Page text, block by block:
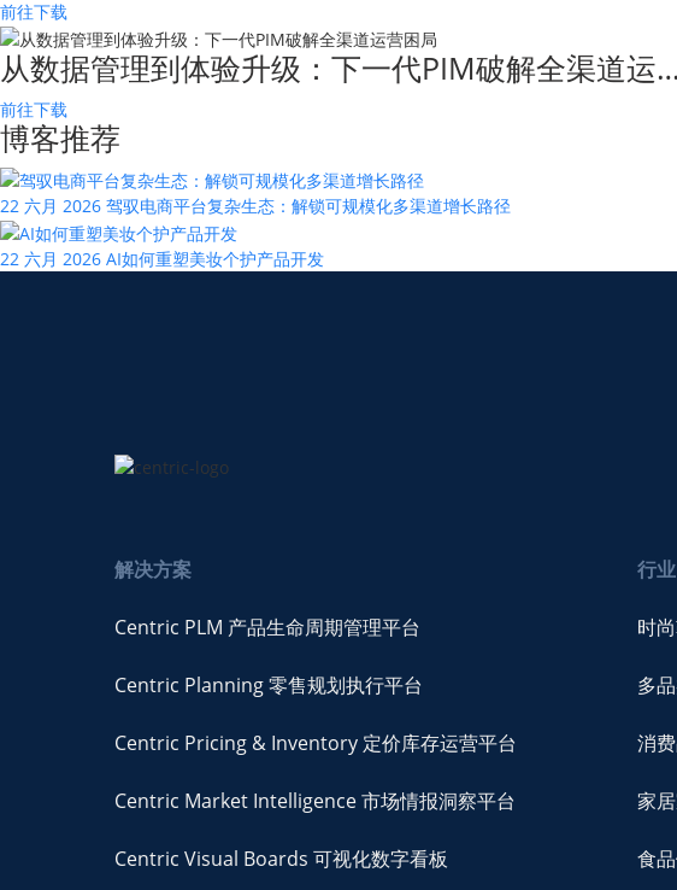
前往下载
从数据管理到体验升级：下一代PIM破解全渠道运…
前往下载
博客推荐
22 六月 2026 驾驭电商平台复杂生态：解锁可规模化多渠道增长路径
22 六月 2026 AI如何重塑美妆个护产品开发
解决方案
Centric PLM 产品生命周期管理平台
Centric Planning 零售规划执行平台
Centric Pricing & Inventory 定价库存运营平台
Centric Market Intelligence 市场情报洞察平台
Centric Visual Boards 可视化数字看板
行业
时
多
消
家
食